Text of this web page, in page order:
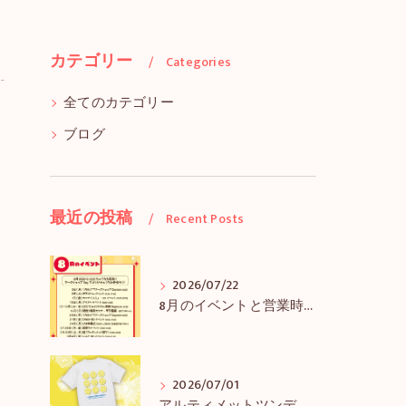
カテゴリー Categories
全てのカテゴリー
ブログ
最近の投稿 Recent Posts
2026/07/22
8月のイベントと営業時間のお知らせ
2026/07/01